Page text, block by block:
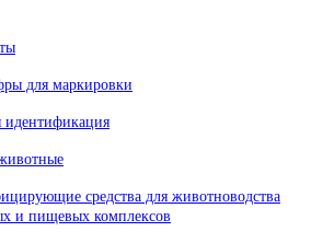
для маркировки
идентификация
средства для животноводства
и пищевых комплексов